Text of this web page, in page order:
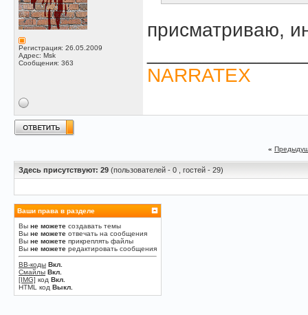
Регистрация: 26.05.2009
Адрес: Msk
Сообщения: 363
присматриваю,
NARRATEX
«
Здесь присутствуют: 29 (пользователей - 0 , гостей - 29)
Ваши права в разделе
Вы не можете создавать темы
Вы не можете отвечать на сообщения
Вы не можете прикреплять файлы
Вы не можете редактировать сообщения
BB-коды Вкл.
Смайлы Вкл.
[IMG] код Вкл.
HTML код Выкл.